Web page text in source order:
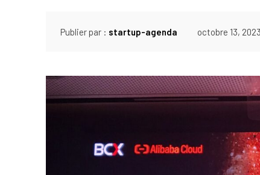
Publier par : startup-agenda octobre 13, 2023